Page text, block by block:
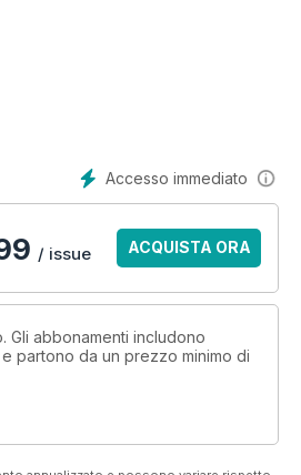
Accesso immediato
/ issue ACQUISTA ORA
Gli abbonamenti includono
partono da un prezzo minimo di